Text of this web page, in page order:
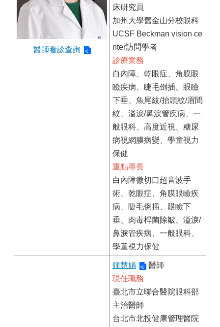
醫師看診查詢
床研究員
加州大學舊金山分校眼科
UCSF Beckman vision ce
nter訪問學者
診療業務
白內障、乾眼症、角膜眼
瞼疾病、睫毛倒插、眼瞼
下垂、魚尾紋/抬頭紋/眉間
紋、溢淚/鼻淚管疾病、一
般眼科、高度近視、糖尿
病視網膜病變、學童視力
保健
重點專長
白內障微切口超音波手
術、乾眼症、角膜眼瞼疾
病、睫毛倒插、眼瞼下
垂、肉毒桿菌除皺、溢淚/
鼻淚管疾病、一般眼科、
學童視力保健
鍾慧娟
醫師
現任職務
臺北市立聯合醫院眼科部
主治醫師
台北市北投健康管理醫院